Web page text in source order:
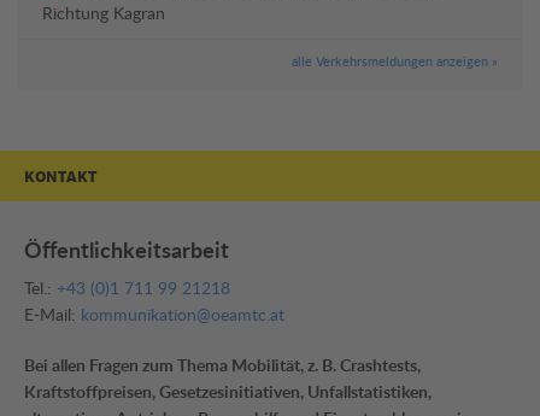
Richtung Kagran
alle Verkehrsmeldungen anzeigen »
KONTAKT
Öffentlichkeitsarbeit
Tel.: +43 (0)1 711 99 21218
E-Mail: kommunikation@oeamtc.at
Bei allen Fragen zum Thema Mobilität, z. B. Crashtests,
Kraftstoffpreisen, Gesetzesinitiativen, Unfallstatistiken,